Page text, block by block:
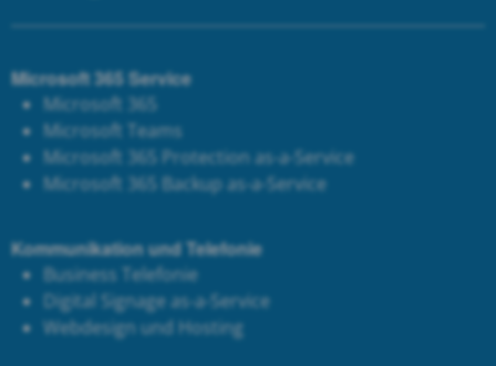
Microsoft 365 Service
Microsoft 365
Microsoft Teams
Microsoft 365 Protection as-a-Service
Microsoft 365 Backup as-a-Service
Kommunikation und Telefonie
Business Telefonie
Digital Signage as-a-Service
Webdesign und Hosting